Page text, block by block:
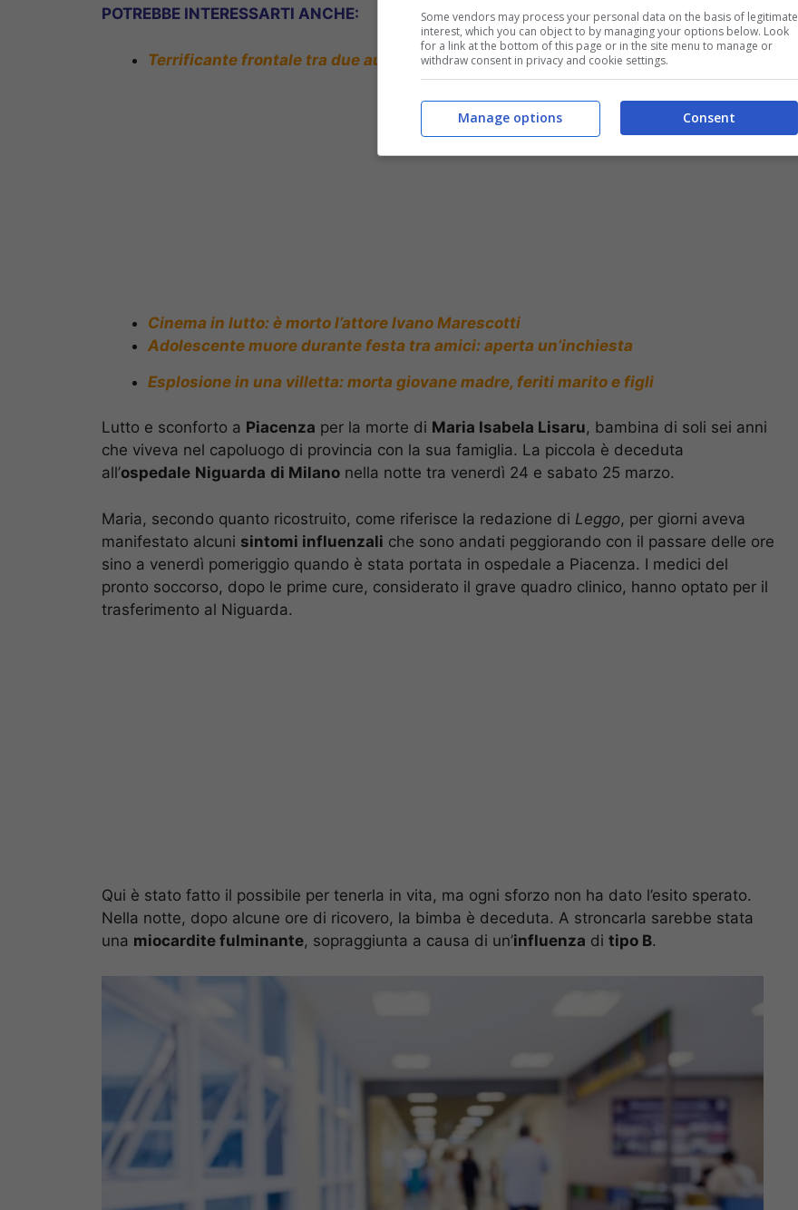
POTREBBE INTERESSARTI ANCHE:
Terrificante frontale tra due auto, sette morti: distrutte tre famiglie
Cinema in lutto: è morto l’attore Ivano Marescotti
Adolescente muore durante festa tra amici: aperta un’inchiesta
Esplosione in una villetta: morta giovane madre, feriti marito e figli
Lutto e sconforto a Piacenza per la morte di Maria Isabela Lisaru, bambina di soli sei anni
che viveva nel capoluogo di provincia con la sua famiglia. La piccola è deceduta
all’ospedale Niguarda di Milano nella notte tra venerdì 24 e sabato 25 marzo.
Maria, secondo quanto ricostruito, come riferisce la redazione di Leggo, per giorni aveva
manifestato alcuni sintomi influenzali che sono andati peggiorando con il passare delle ore
sino a venerdì pomeriggio quando è stata portata in ospedale a Piacenza. I medici del
pronto soccorso, dopo le prime cure, considerato il grave quadro clinico, hanno optato per il
trasferimento al Niguarda.
Qui è stato fatto il possibile per tenerla in vita, ma ogni sforzo non ha dato l’esito sperato.
Nella notte, dopo alcune ore di ricovero, la bimba è deceduta. A stroncarla sarebbe stata
una miocardite fulminante, sopraggiunta a causa di un’influenza di tipo B.
Some vendors may process your personal data on the basis of legitimate
interest, which you can object to by managing your options below. Look
for a link at the bottom of this page or in the site menu to manage or
withdraw consent in privacy and cookie settings.
Consent
Manage options